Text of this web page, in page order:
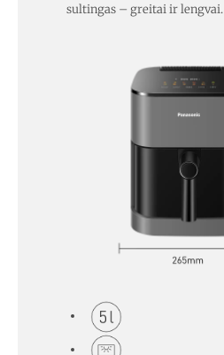
sultingas – greitai ir lengvai.